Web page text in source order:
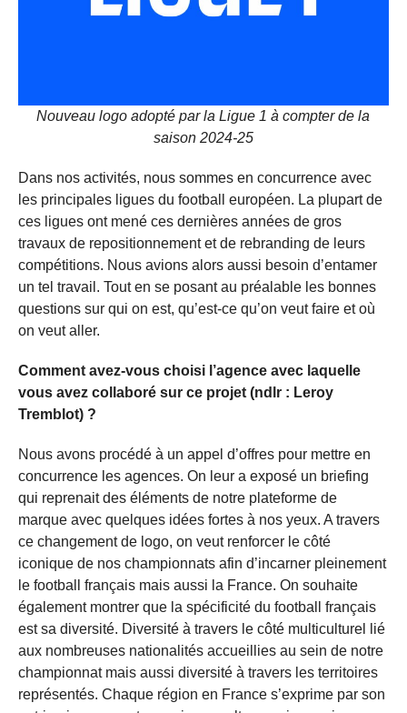
Nouveau logo adopté par la Ligue 1 à compter de la
saison 2024-25
Dans nos activités, nous sommes en concurrence avec
les principales ligues du football européen. La plupart de
ces ligues ont mené ces dernières années de gros
travaux de repositionnement et de rebranding de leurs
compétitions. Nous avions alors aussi besoin d’entamer
un tel travail. Tout en se posant au préalable les bonnes
questions sur qui on est, qu’est-ce qu’on veut faire et où
on veut aller.
Comment avez-vous choisi l’agence avec laquelle
vous avez collaboré sur ce projet (ndlr : Leroy
Tremblot) ?
Nous avons procédé à un appel d’offres pour mettre en
concurrence les agences. On leur a exposé un briefing
qui reprenait des éléments de notre plateforme de
marque avec quelques idées fortes à nos yeux. A travers
ce changement de logo, on veut renforcer le côté
iconique de nos championnats afin d’incarner pleinement
le football français mais aussi la France. On souhaite
également montrer que la spécificité du football français
est sa diversité. Diversité à travers le côté multiculturel lié
aux nombreuses nationalités accueillies au sein de notre
championnat mais aussi diversité à travers les territoires
représentés. Chaque région en France s’exprime par son